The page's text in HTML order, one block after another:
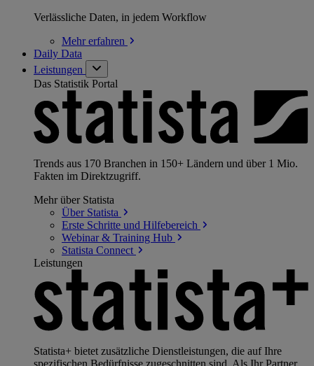
Verlässliche Daten, in jedem Workflow
Mehrerfahren
Daily Data
Leistungen
Das Statistik Portal
Trends aus 170 Branchen in 150+ Ländern und über 1 Mio.
Fakten im Direktzugriff.
Mehr über Statista
Über Statista
Erste Schritte und Hilfebereich
Webinar & Training Hub
Statista Connect
Leistungen
Statista+ bietet zusätzliche Dienstleistungen, die auf Ihre
spezifischen Bedürfnisse zugeschnitten sind. Als Ihr Partner